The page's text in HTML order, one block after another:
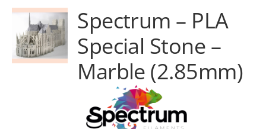
πολλαπλές
παραλλαγές.
Οι
επιλογές
μπορούν
επιλεγούν
Spectrum – PLA
Special Stone –
Marble (2.85mm)